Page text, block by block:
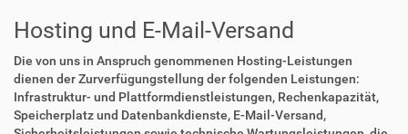
Hosting und E-Mail-Versand
Die von uns in Anspruch genommenen Hosting-Leistungen
dienen der Zurverfügungstellung der folgenden Leistungen:
Infrastruktur- und Plattformdienstleistungen, Rechenkapazität,
Speicherplatz und Datenbankdienste, E-Mail-Versand,